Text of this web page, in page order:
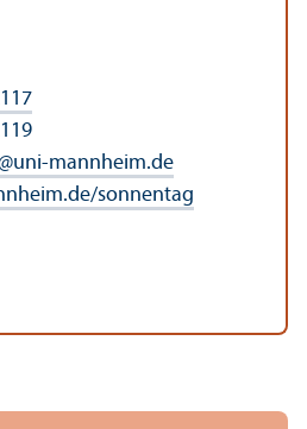
uni-mannheim.de
sonnentag